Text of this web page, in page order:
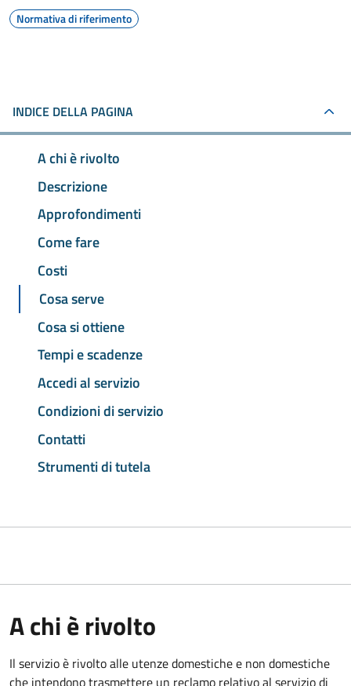
Normativa di riferimento
INDICE DELLA PAGINA
A chi è rivolto
Descrizione
Approfondimenti
Come fare
Costi
Cosa serve
Cosa si ottiene
Tempi e scadenze
Accedi al servizio
Condizioni di servizio
Contatti
Strumenti di tutela
A chi è rivolto
Il servizio è rivolto alle utenze domestiche e non domestiche